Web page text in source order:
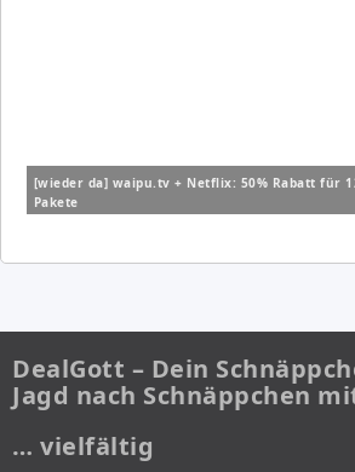
[wieder da] waipu.tv + Netflix: 50% Rabatt für
Pakete
DealGott – Dein
Jagd nach Schnäppchen
… vielfältig